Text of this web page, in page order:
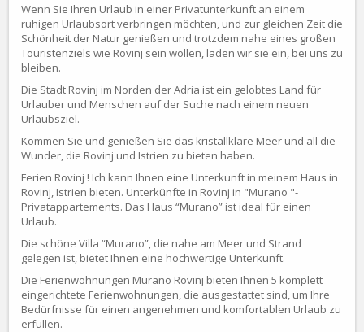
Wenn Sie Ihren Urlaub in einer Privatunterkunft an einem
ruhigen Urlaubsort verbringen möchten, und zur gleichen Zeit die
Schönheit der Natur genießen und trotzdem nahe eines großen
Touristenziels wie Rovinj sein wollen, laden wir sie ein, bei uns zu
bleiben.
Die Stadt Rovinj im Norden der Adria ist ein gelobtes Land für
Urlauber und Menschen auf der Suche nach einem neuen
Urlaubsziel.
Kommen Sie und genießen Sie das kristallklare Meer und all die
Wunder, die Rovinj und Istrien zu bieten haben.
Ferien Rovinj ! Ich kann Ihnen eine Unterkunft in meinem Haus in
Rovinj, Istrien bieten. Unterkünfte in Rovinj in "Murano "-
Privatappartements. Das Haus “Murano” ist ideal für einen
Urlaub.
Die schöne Villa “Murano”, die nahe am Meer und Strand
gelegen ist, bietet Ihnen eine hochwertige Unterkunft.
Die Ferienwohnungen Murano Rovinj bieten Ihnen 5 komplett
eingerichtete Ferienwohnungen, die ausgestattet sind, um Ihre
Bedürfnisse für einen angenehmen und komfortablen Urlaub zu
erfüllen.